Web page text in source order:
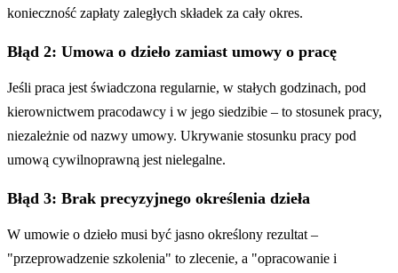
konieczność zapłaty zaległych składek za cały okres.
Błąd 2: Umowa o dzieło zamiast umowy o pracę
Jeśli praca jest świadczona regularnie, w stałych godzinach, pod
kierownictwem pracodawcy i w jego siedzibie – to stosunek pracy,
niezależnie od nazwy umowy. Ukrywanie stosunku pracy pod
umową cywilnoprawną jest nielegalne.
Błąd 3: Brak precyzyjnego określenia dzieła
W umowie o dzieło musi być jasno określony rezultat –
"przeprowadzenie szkolenia" to zlecenie, a "opracowanie i